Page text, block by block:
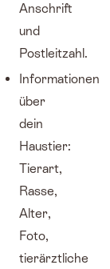
Anschrift
und
Postleitzahl.
Informationen
über
dein
Haustier:
Tierart,
Rasse,
Alter,
Foto,
tierärztliche